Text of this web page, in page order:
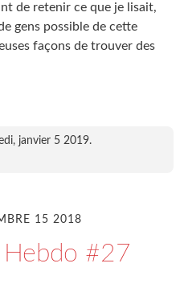
de retenir ce que je lisait,
gens possible de cette
façons de trouver des
janvier 5 2019.
15 2018
Hebdo #27